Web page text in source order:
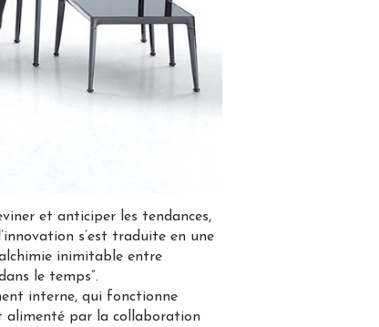
et anticiper les tendances,
s’est traduite en une
inimitable entre
le temps”.
interne, qui fonctionne
alimenté par la collaboration